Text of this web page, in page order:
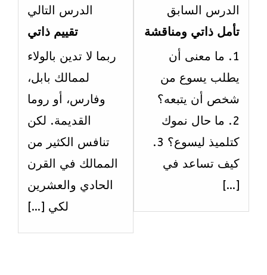
الدرس السابق
تأمل ذاتي ومناقشة
1. ما معنى أن
يطلب يسوع من
شخص أن يتبعه؟
2. ما حال نموك
كتلميذ ليسوع؟ 3.
كيف تساعد في
[…]
الدرس التالي
تقييم ذاتي
ربما لا تدين بالولاء
لممالك بابل،
وفارس، أو روما
القديمة. لكن
تنافس الكثير من
الممالك في القرن
الحادي والعشرين
لكي […]
2